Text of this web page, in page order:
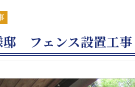
邸 フェンス設置工